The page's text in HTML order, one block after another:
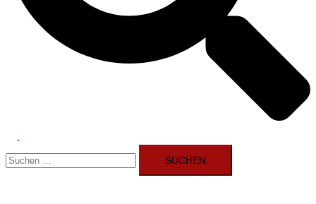
umschalten
Suchen
nach: